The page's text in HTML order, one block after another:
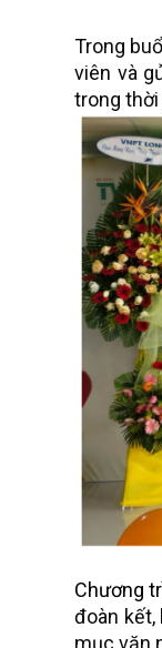
Trong
viên và
trong thời
Chương
đoàn
mục văn